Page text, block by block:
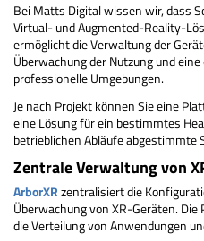
Bei Matts Digital wissen wir, dass
Virtual- und Augmented-Reality-
ermöglicht die Verwaltung der
Überwachung der Nutzung und
professionelle Umgebungen.
Je nach Projekt können Sie eine
eine Lösung für ein bestimmtes
betrieblichen Abläufe abgestimmte
Zentrale Verwaltung von
ArborXRzentralisiert die
Überwachung von XR-Geräten.
die Verteilung von Anwendungen